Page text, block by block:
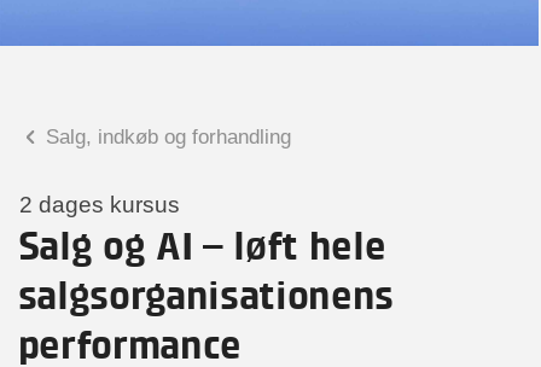
Salg, indkøb og forhandling
2 dages kursus
Salg og AI – løft hele
salgsorganisationens
performance
Christian Ravn Agergaard